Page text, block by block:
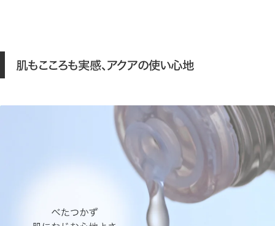
肌もこころも実感、アクアの使い心地